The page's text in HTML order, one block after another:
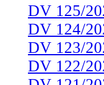
DV 125/
DV 124/
DV 123/
DV 122/